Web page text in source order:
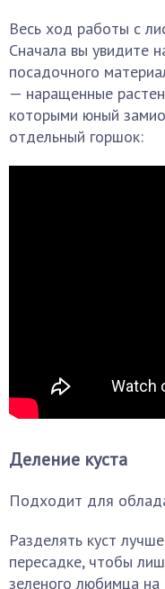
Весь ход работы с
Сначала вы увидите
посадочного
— наращенные
которыми юный
отдельный горшок:
Деление куста
Подходит для
Разделять куст лучше
пересадке, чтобы
зеленого любимца